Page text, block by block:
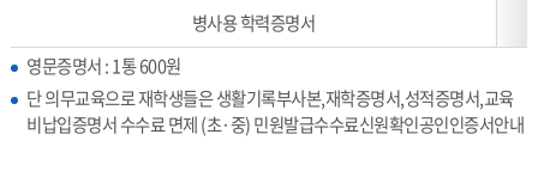
병사용 학력증명서
영문증명서 : 1통 600원
단 의무교육으로 재학생들은 생활기록부사본,재학증명서,성적증명서,교육
비납입증명서 수수료 면제 (초·중) 민원발급수수료신원확인공인인증서안내